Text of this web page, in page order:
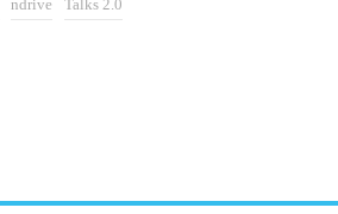
ndrive Talks 2.0